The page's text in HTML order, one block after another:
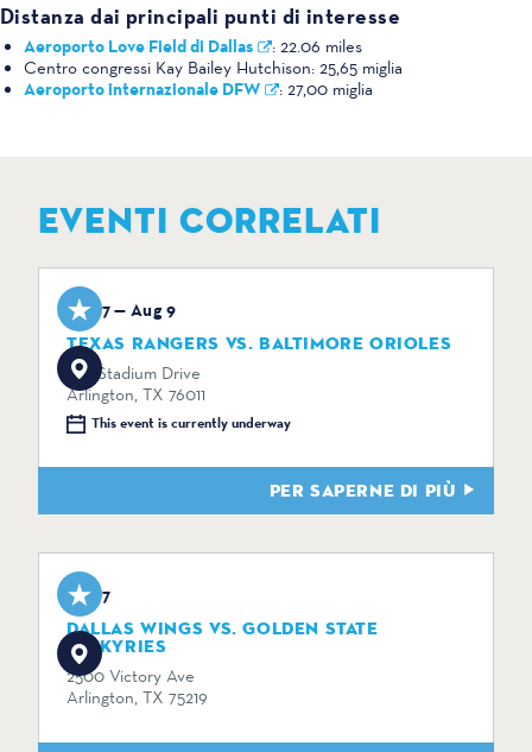
Distanza dai principali punti di interesse
Aeroporto Love Field di Dallas : 22.06 miles
Centro congressi Kay Bailey Hutchison: 25,65 miglia
Aeroporto internazionale DFW : 27,00 miglia
EVENTI CORRELATI
Aug 7 — Aug 9
TEXAS RANGERS VS. BALTIMORE ORIOLES
734 Stadium Drive
Arlington, TX 76011
This event is currently underway
PER SAPERNE DI PIÙ
Aug 7
DALLAS WINGS VS. GOLDEN STATE
VALKYRIES
2500 Victory Ave
Arlington, TX 75219